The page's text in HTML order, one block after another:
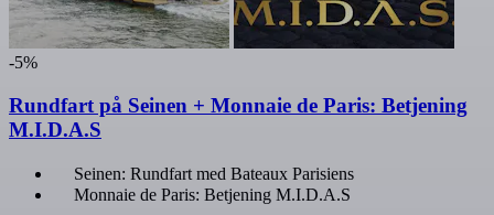
-5%
Rundfart på Seinen + Monnaie de Paris: Betjening
M.I.D.A.S
Seinen: Rundfart med Bateaux Parisiens
Monnaie de Paris: Betjening M.I.D.A.S